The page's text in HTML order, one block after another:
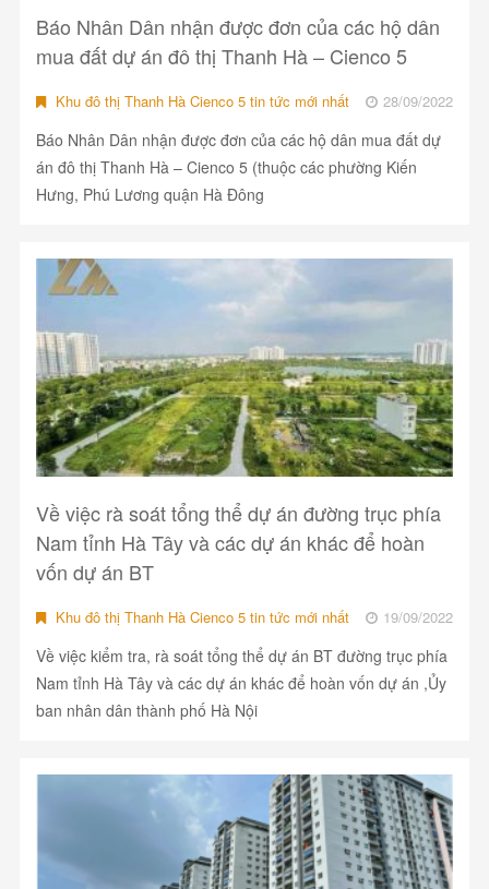
Báo Nhân Dân nhận được đơn của các hộ dân
mua đất dự án đô thị Thanh Hà – Cienco 5
Khu đô thị Thanh Hà Cienco 5 tin tức mới nhất 28/09/2022
Báo Nhân Dân nhận được đơn của các hộ dân mua đất dự
án đô thị Thanh Hà – Cienco 5 (thuộc các phường Kiến
Hưng, Phú Lương quận Hà Đông
Về việc rà soát tổng thể dự án đường trục phía
Nam tỉnh Hà Tây và các dự án khác để hoàn
vốn dự án BT
Khu đô thị Thanh Hà Cienco 5 tin tức mới nhất 19/09/2022
Về việc kiểm tra, rà soát tổng thể dự án BT đường trục phía
Nam tỉnh Hà Tây và các dự án khác để hoàn vốn dự án ,Ủy
ban nhân dân thành phố Hà Nội